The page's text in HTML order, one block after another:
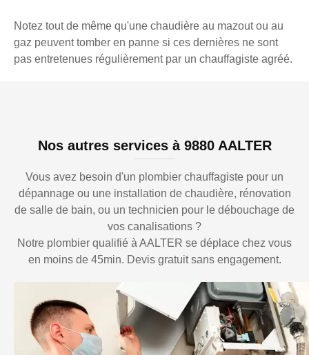
Notez tout de même qu'une chaudière au mazout ou au
gaz peuvent tomber en panne si ces dernières ne sont
pas entretenues régulièrement par un chauffagiste agréé.
Nos autres services à 9880 AALTER
Vous avez besoin d'un plombier chauffagiste pour un
dépannage ou une installation de chaudière, rénovation
de salle de bain, ou un technicien pour le débouchage de
vos canalisations ?
Notre plombier qualifié à AALTER se déplace chez vous
en moins de 45min. Devis gratuit sans engagement.